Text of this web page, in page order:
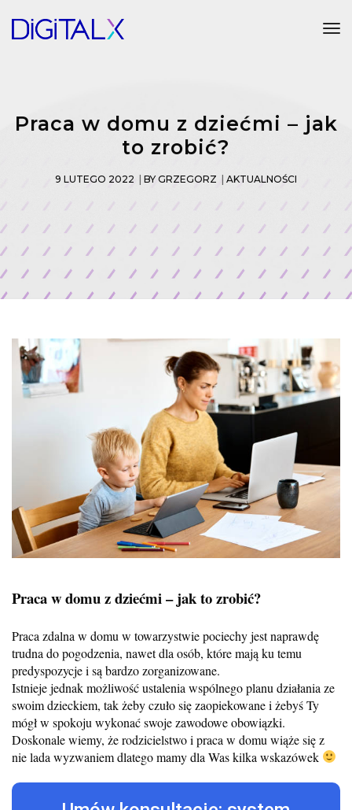
Praca w domu z dziećmi – jak
to zrobić?
9 LUTEGO 2022 BYGRZEGORZ AKTUALNOŚCI
Praca w domu z dziećmi – jak to zrobić?
Praca zdalna w domu w towarzystwie pociechy jest naprawdę
trudna do pogodzenia, nawet dla osób, które mają ku temu
predyspozycje i są bardzo zorganizowane.
Istnieje jednak możliwość ustalenia wspólnego planu działania ze
swoim dzieckiem, tak żeby czuło się zaopiekowane i żebyś Ty
mógł w spokoju wykonać swoje zawodowe obowiązki.
Doskonale wiemy, żerodzicielstwo i praca w domu wiąże się z
nie lada wyzwaniemdlatego mamy dla Was kilka wskazówek